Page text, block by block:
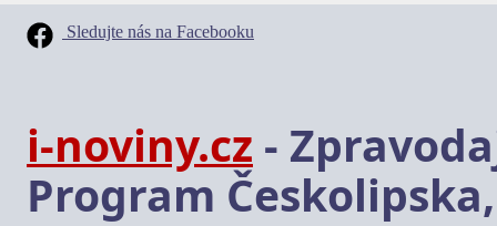
Sledujte nás na Facebooku
i-noviny.cz -
Program